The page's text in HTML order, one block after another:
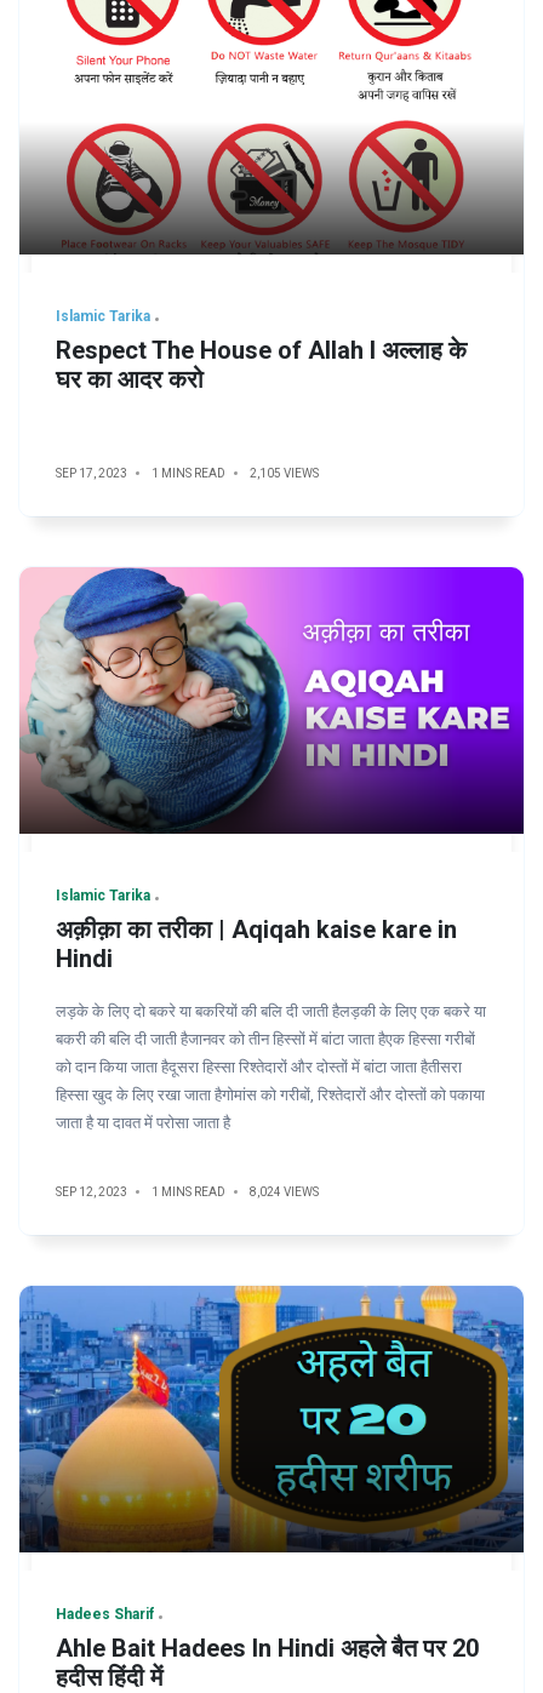
Islamic Tarika
Respect The House of Allah l अल्लाह के
घर का आदर करो
SEP 17, 2023 1 MINS READ 2,105 VIEWS
Islamic Tarika
अक़ीक़ा का तरीका | Aqiqah kaise kare in
Hindi
लड़के के लिए दो बकरे या बकरियों की बलि दी जाती हैलड़की के लिए एक बकरे या
बकरी की बलि दी जाती हैजानवर को तीन हिस्सों में बांटा जाता हैएक हिस्सा गरीबों
को दान किया जाता हैदूसरा हिस्सा रिश्तेदारों और दोस्तों में बांटा जाता हैतीसरा
हिस्सा खुद के लिए रखा जाता हैगोमांस को गरीबों, रिश्तेदारों और दोस्तों को पकाया
जाता है या दावत में परोसा जाता है
SEP 12, 2023 1 MINS READ 8,024 VIEWS
Hadees Sharif
Ahle Bait Hadees In Hindi अहले बैत पर 20
हदीस हिंदी में